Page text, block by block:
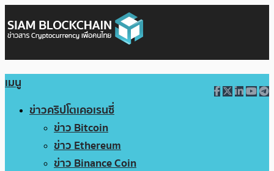
เมนู
ข่าวคริปโตเคอเรนซี่
ข่าว Bitcoin
ข่าว Ethereum
ข่าว Binance Coin